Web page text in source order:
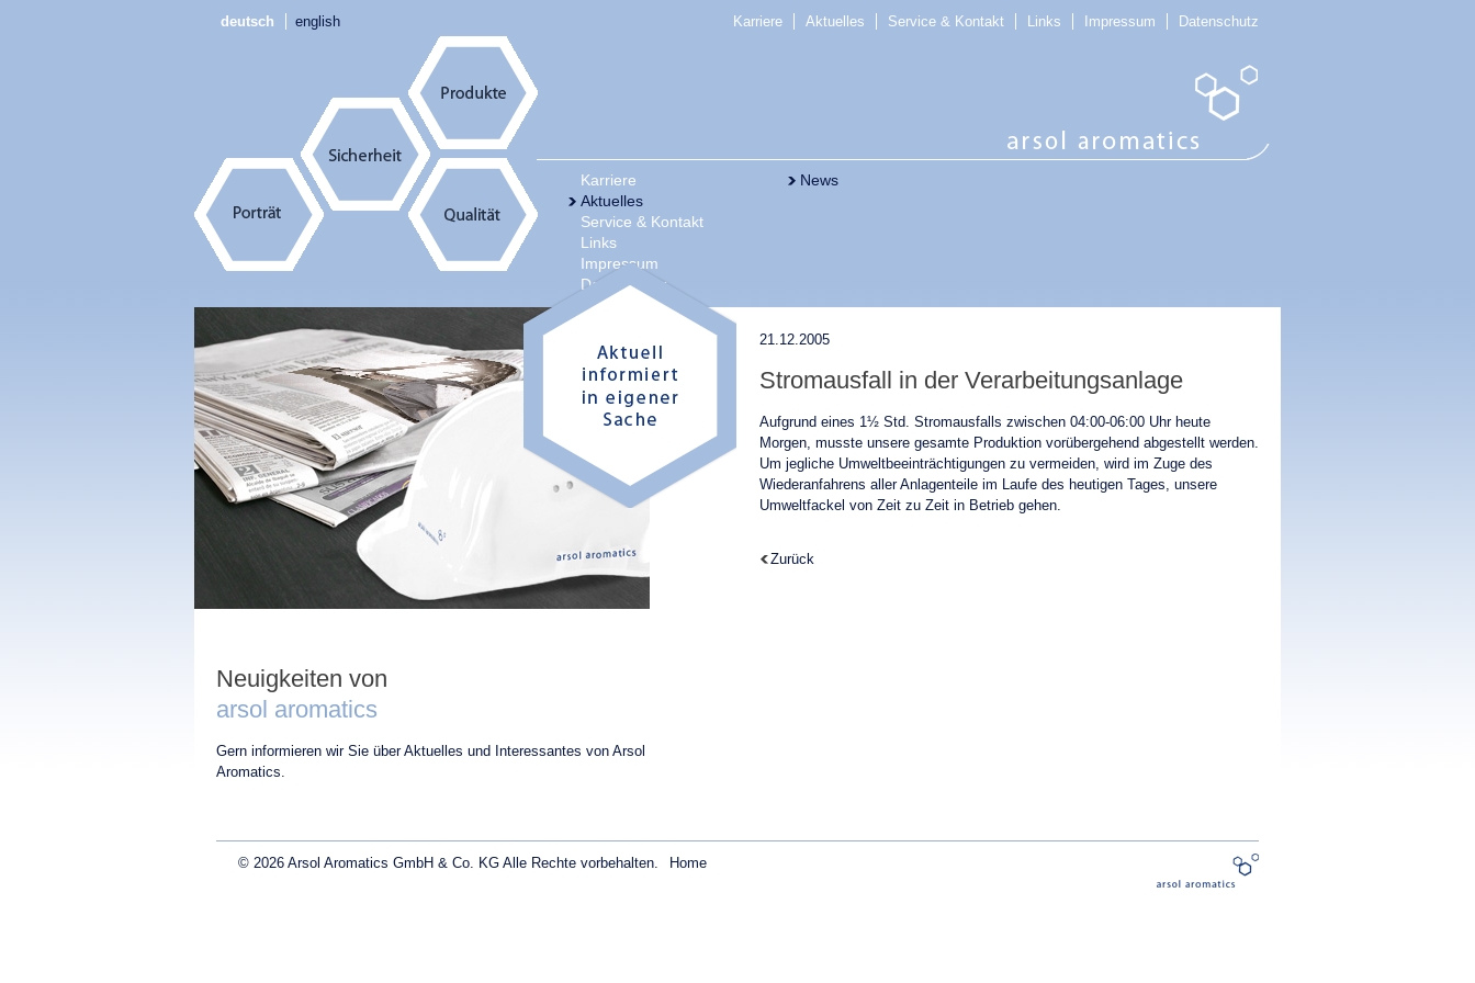
deutsch english Karriere Aktuelles Service & Kontakt Links Impressum Datenschutz
Karriere
Aktuelles
News
Service & Kontakt
Links
Impressum
Datenschutz
Neuigkeiten von
arsol aromatics
Gern informieren wir Sie über Aktuelles und Interessantes von Arsol
Aromatics.
21.12.2005
Stromausfall in der Verarbeitungsanlage
Aufgrund eines 1½ Std. Stromausfalls zwischen 04:00-06:00 Uhr heute
Morgen, musste unsere gesamte Produktion vorübergehend abgestellt werden.
Um jegliche Umweltbeeinträchtigungen zu vermeiden, wird im Zuge des
Wiederanfahrens aller Anlagenteile im Laufe des heutigen Tages, unsere
Umweltfackel von Zeit zu Zeit in Betrieb gehen.
Zurück
© 2026 Arsol Aromatics GmbH & Co. KG Alle Rechte vorbehalten. Home